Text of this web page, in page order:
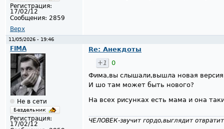
Регистрация:
17/02/12
Сообщения: 2859
Верх
11/05/2026 - 19:46
FIMA
Не в сети
Регистрация:
17/02/12
Re: Анекдоты
+1
0
Фима,вы слышали,вышла новая
И шо там может быть нового?
На всех рисунках есть мама и она
ЧЕЛОВЕК-звучит гордо,выглядит